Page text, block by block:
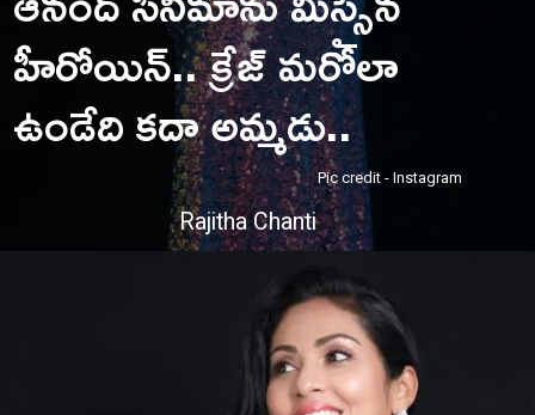
హీరోయిన్.. క్రేజ్ మరోలా
ఉండేది కదా అమ్మడు..
Rajitha Chanti
Pic credit - Instagram